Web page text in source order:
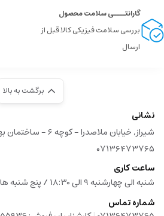
گارانتــــی سلامت محصول
بررسی سلامت فیزیکی کالا قبل از
ارسال
برگشت به بالا
نشانی
۰۷۱۳۶۴۷۳۷۶۵
ساعت کاری
شنبه الی چهارشنبه 9 الی 18:30 / پنج شنبه ها 9 الی 14
شماره تماس